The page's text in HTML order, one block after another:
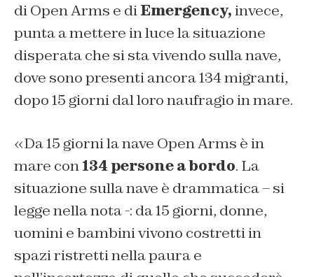
di Open Arms e diEmergency,invece,
punta a mettere in luce la situazione
disperata che si sta vivendo sulla nave,
dove sono presenti ancora 134 migranti,
dopo 15 giorni dal loro naufragio in mare.
«Da 15 giorni la nave Open Arms è in
mare con134 persone a bordo. La
situazione sulla nave è drammatica – si
legge nella nota -: da 15 giorni, donne,
uomini e bambini vivono costretti in
spazi ristretti nella paura e